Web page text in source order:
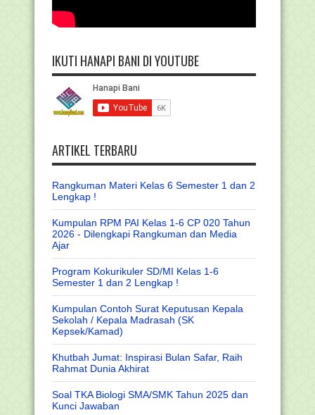
IKUTI HANAPI BANI DI YOUTUBE
ARTIKEL TERBARU
Rangkuman Materi Kelas 6 Semester 1 dan 2
Lengkap !
Kumpulan RPM PAI Kelas 1-6 CP 020 Tahun
2026 - Dilengkapi Rangkuman dan Media
Ajar
Program Kokurikuler SD/MI Kelas 1-6
Semester 1 dan 2 Lengkap !
Kumpulan Contoh Surat Keputusan Kepala
Sekolah / Kepala Madrasah (SK
Kepsek/Kamad)
Khutbah Jumat: Inspirasi Bulan Safar, Raih
Rahmat Dunia Akhirat
Soal TKA Biologi SMA/SMK Tahun 2025 dan
Kunci Jawaban